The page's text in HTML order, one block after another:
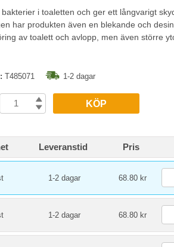
i hårt vatten. Synlig städlogg i toaletten
i toaletten och ger ett långvarigt
har produkten även en blekande och
av toalett och avlopp, men även större
T485071 1-2 dagar
KÖP
Leveranstid Pris
1-2 dagar 68.80 kr
1-2 dagar 68.80 kr